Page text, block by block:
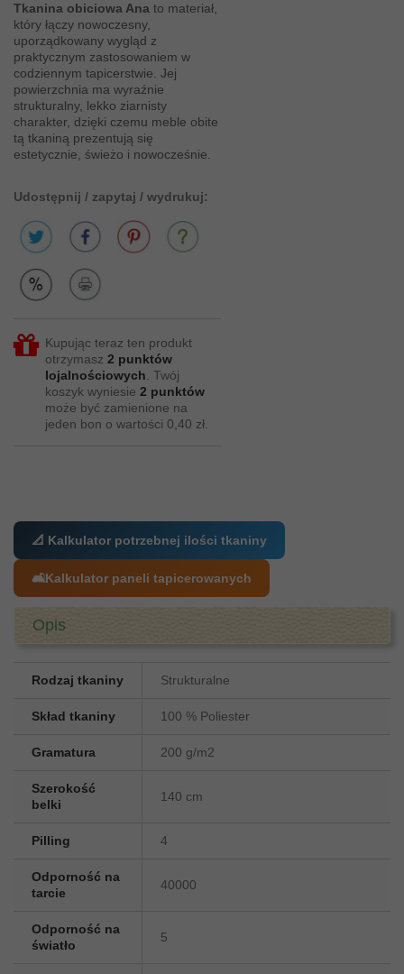
Tkanina obiciowa Ana to materiał,
który łączy nowoczesny,
uporządkowany wygląd z
praktycznym zastosowaniem w
codziennym tapicerstwie. Jej
powierzchnia ma wyraźnie
strukturalny, lekko ziarnisty
charakter, dzięki czemu meble obite
tą tkaniną prezentują się
estetycznie, świeżo i nowocześnie.
Udostępnij / zapytaj / wydrukuj:
Kupując teraz ten produkt
otrzymasz 2 punktów
lojalnościowych. Twój
koszyk wyniesie 2 punktów
może być zamienione na
jeden bon o wartości 0,40 zł.
📐 Kalkulator potrzebnej ilości tkaniny
🛋️Kalkulator paneli tapicerowanych
Opis
Rodzaj tkaniny Strukturalne
Skład tkaniny 100 % Poliester
Gramatura 200 g/m2
Szerokość
belki
140 cm
Pilling 4
Odporność na
tarcie
40000
Odporność na
światło
5